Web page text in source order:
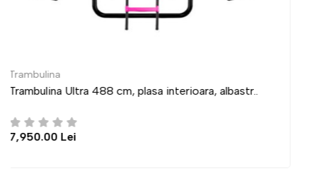
Trambulina Ultra 435 cm, plasa interioara,